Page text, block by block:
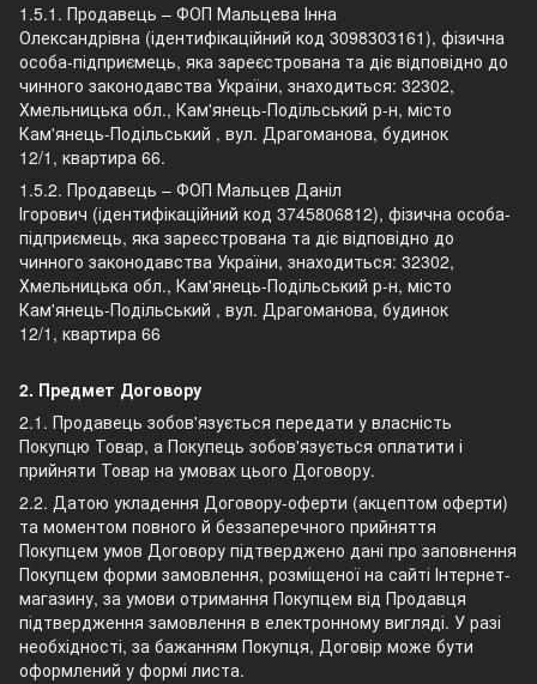
1.5.1. Продавець – ФОП Мальцева Інна
Олександрівна (ідентифікаційний код 3098303161), фізична
особа-підприємець, яка зареєстрована та діє відповідно до
чинного законодавства України, знаходиться: 32302,
Хмельницька обл., Кам'янець-Подільський р-н, місто
Кам'янець-Подільський , вул. Драгоманова, будинок
12/1, квартира 66.
1.5.2. Продавець – ФОП Мальцев Даніл
Ігорович (ідентифікаційний код 3745806812), фізична особа-
підприємець, яка зареєстрована та діє відповідно до
чинного законодавства України, знаходиться: 32302,
Хмельницька обл., Кам'янець-Подільський р-н, місто
Кам'янець-Подільський , вул. Драгоманова, будинок
12/1, квартира 66
2. Предмет Договору
2.1. Продавець зобов'язується передати у власність
Покупцю Товар, а Покупець зобов'язується оплатити і
прийняти Товар на умовах цього Договору.
2.2. Датою укладення Договору-оферти (акцептом оферти)
та моментом повного й беззаперечного прийняття
Покупцем умов Договору підтверджено дані про заповнення
Покупцем форми замовлення, розміщеної на сайті Інтернет-
магазину, за умови отримання Покупцем від Продавця
підтвердження замовлення в електронному вигляді. У разі
необхідності, за бажанням Покупця, Договір може бути
оформлений у формі листа.